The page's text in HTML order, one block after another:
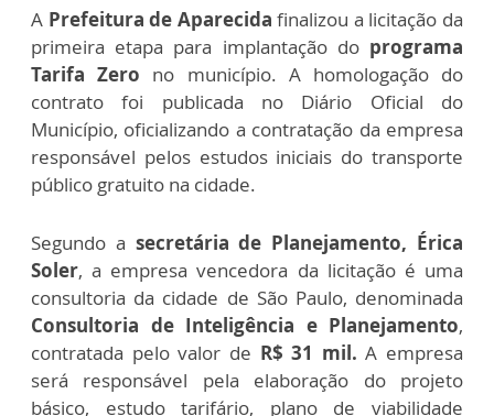
A Prefeitura de Aparecida finalizou a licitação da
primeira etapa para implantação do programa
Tarifa Zero no município. A homologação do
contrato foi publicada no Diário Oficial do
Município, oficializando a contratação da empresa
responsável pelos estudos iniciais do transporte
público gratuito na cidade.
Segundo a secretária de Planejamento, Érica
Soler, a empresa vencedora da licitação é uma
consultoria da cidade de São Paulo, denominada
Consultoria de Inteligência e Planejamento,
contratada pelo valor de R$ 31 mil. A empresa
será responsável pela elaboração do projeto
básico, estudo tarifário, plano de viabilidade